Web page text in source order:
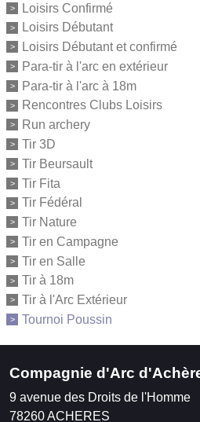
Loisirs Confirmé
Loisirs Débutant
Loisirs Débutant et confirmé
Para-tir à l'arc en extérieur
Para-tir à l'arc à 18m
Rencontres Clubs Loisirs
Run archery
Tir 3D
Tir Beursault
Tir Fita
Tir Fédéral
Tir Nature
Tir en Campagne
Tir en Salle
Tir à 18m
Tir à l'Arc Extérieur
Tournoi Poussin
Compagnie d'Arc
9 avenue des Droits de l'Homme
78260ACHERES